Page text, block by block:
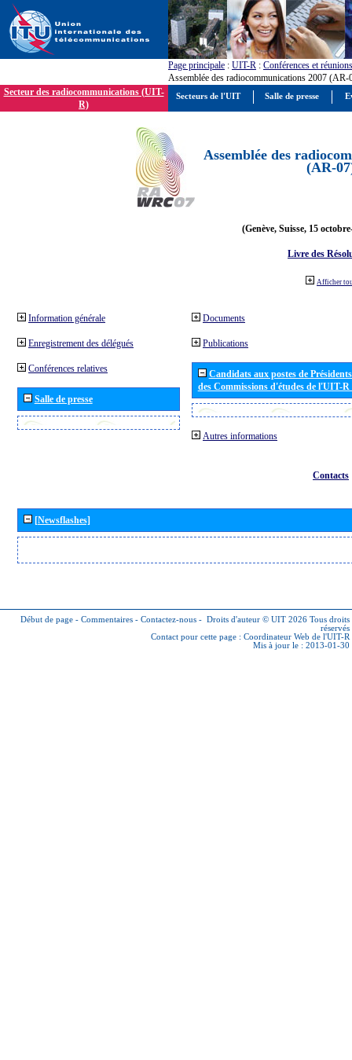
Page principale : UIT-R : Conférences et réunions
Assemblée des radiocommunications 2007 (AR-
Secteur des radiocommunications (UIT-
R)
Assemblée des
(AR-
(Genève, Suisse, 15
Livre des
Afficher
Information générale
Enregistrement des délégués
Conférences relatives
Salle de presse
Documents
Publications
Candidats aux postes de
des Commissions d'études de l'UIT-
Autres informations
Contacts
[Newsflashes]
Début de page - Commentaires - Contactez-nous - Droits d'auteur © UIT 2026 Tous droits
réservés
Contact pour cette page : Coordinateur Web de l'UIT-R
Mis à jour le : 2013-01-30
Secteurs de l'UIT Salle de presse